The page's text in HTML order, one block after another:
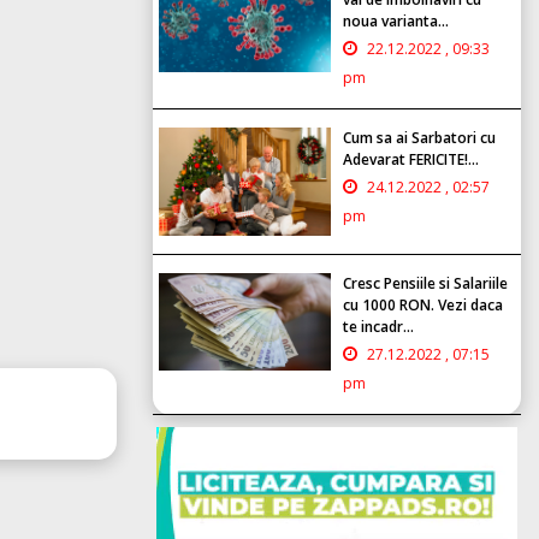
noua varianta...
22.12.2022 , 09:33
pm
Cum sa ai Sarbatori cu
Adevarat FERICITE!...
24.12.2022 , 02:57
pm
Cresc Pensiile si Salariile
cu 1000 RON. Vezi daca
te incadr...
27.12.2022 , 07:15
pm